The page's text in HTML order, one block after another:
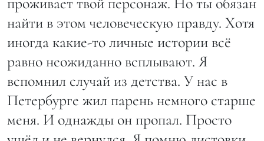
найти в этом человеческую правду. Хотя
иногда какие-то личные истории всё
равно неожиданно всплывают. Я
вспомнил случай из детства. У нас в
Петербурге жил парень немного старше
меня. И однажды он пропал. Просто